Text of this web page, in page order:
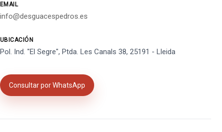
EMAIL
info@desguacespedros.es
UBICACIÓN
Pol. Ind. "El Segre", Ptda. Les Canals 38, 25191 - Lleida
Consultar por WhatsApp